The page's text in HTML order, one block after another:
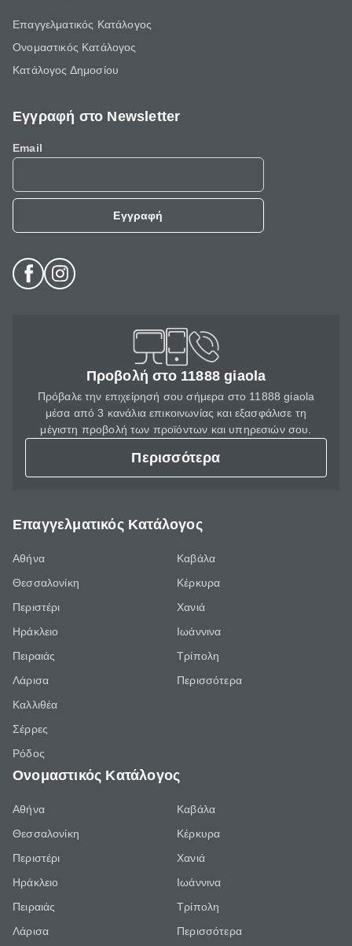
Επαγγελματικός Κατάλογος
Ονομαστικός Κατάλογος
Κατάλογος Δημοσίου
Εγγραφή στο Newsletter
Email
Εγγραφή
Προβολή στο 11888 giaola
Πρόβαλε την επιχείρησή σου σήμερα στο 11888 giaola
μέσα από 3 κανάλια επικοινωνίας και εξασφάλισε τη
μέγιστη προβολή των προϊόντων και υπηρεσιών σου.
Περισσότερα
Επαγγελματικός Κατάλογος
Αθήνα
Θεσσαλονίκη
Περιστέρι
Ηράκλειο
Πειραιάς
Λάρισα
Καλλιθέα
Σέρρες
Ρόδος
Καβάλα
Κέρκυρα
Χανιά
Ιωάννινα
Τρίπολη
Περισσότερα
Ονομαστικός Κατάλογος
Αθήνα
Θεσσαλονίκη
Περιστέρι
Ηράκλειο
Πειραιάς
Λάρισα
Καβάλα
Κέρκυρα
Χανιά
Ιωάννινα
Τρίπολη
Περισσότερα